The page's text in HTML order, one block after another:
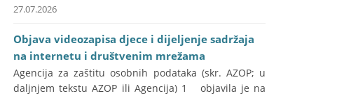
27.07.2026
Objava videozapisa djece i dijeljenje sadržaja
na internetu i društvenim mrežama
Agencija za zaštitu osobnih podataka (skr. AZOP; u
daljnjem tekstu AZOP ili Agencija) 1 objavila je na